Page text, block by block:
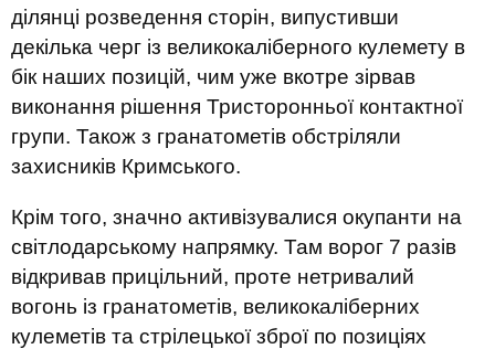
ділянці розведення сторін, випустивши
декілька черг із великокаліберного кулемету в
бік наших позицій, чим уже вкотре зірвав
виконання рішення Тристоронньої контактної
групи. Також з гранатометів обстріляли
захисників Кримського.
Крім того, значно активізувалися окупанти на
світлодарському напрямку. Там ворог 7 разів
відкривав прицільний, проте нетривалий
вогонь із гранатометів, великокаліберних
кулеметів та стрілецької зброї по позиціях